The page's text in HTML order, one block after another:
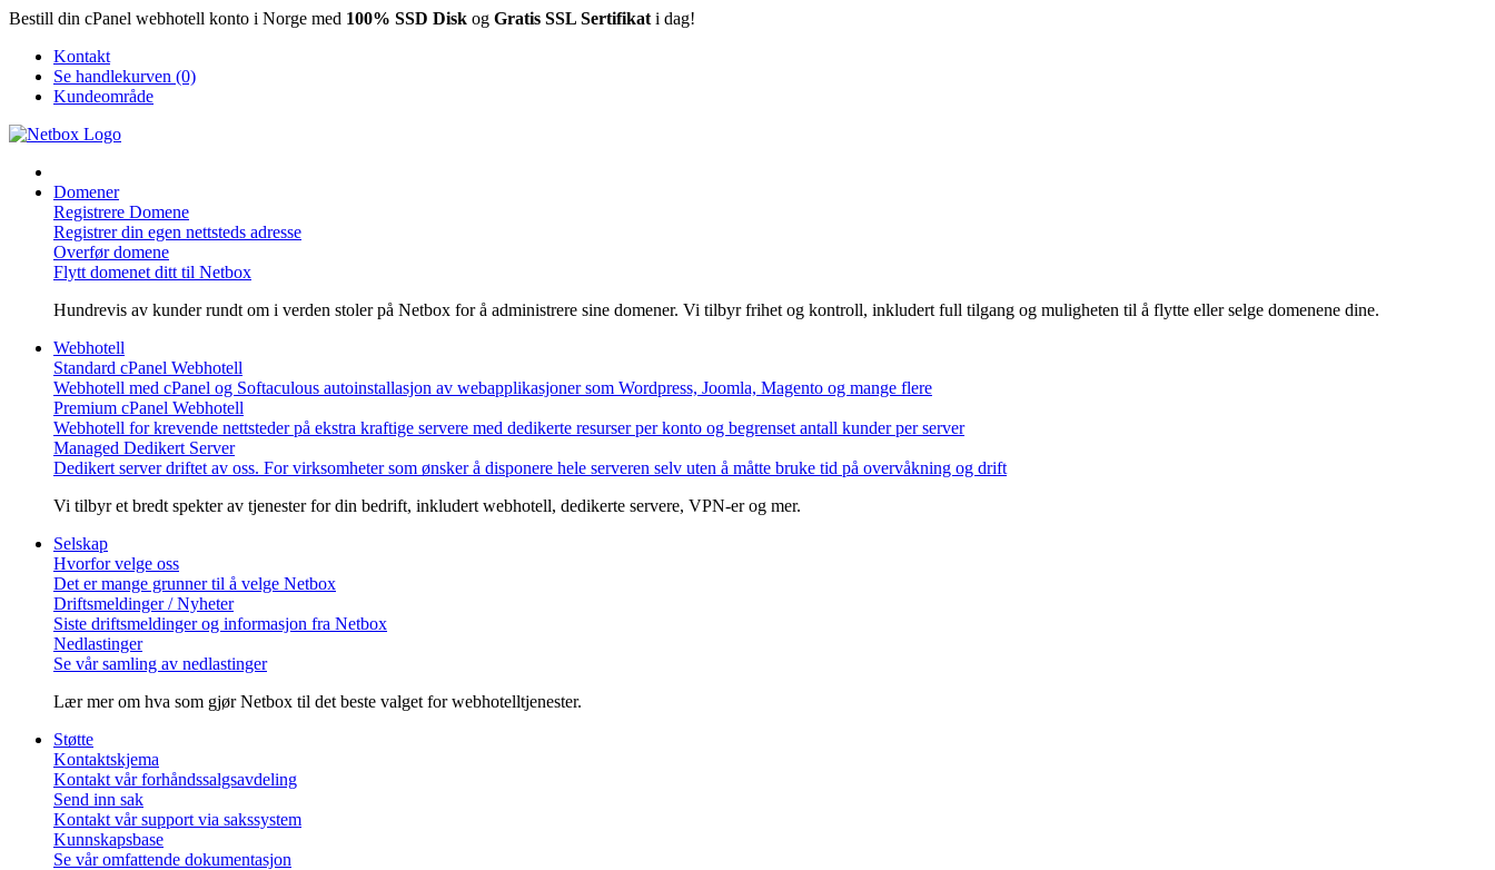
Bestill din cPanel webhotell konto i Norge med 100% SSD Disk og Gratis SSL Sertifikat i dag!
Kontakt
Se handlekurven (0)
Kundeområde
Domener
Registrere Domene
Registrer din egen nettsteds adresse
Overfør domene
Flytt domenet ditt til Netbox
Hundrevis av kunder rundt om i verden stoler på Netbox for å administrere sine domener. Vi tilbyr frihet og kontroll, inkludert full tilgang og muligheten til å flytte eller selge domenene dine.
Webhotell
Standard cPanel Webhotell
Webhotell med cPanel og Softaculous autoinstallasjon av webapplikasjoner som Wordpress, Joomla, Magento og mange flere
Premium cPanel Webhotell
Webhotell for krevende nettsteder på ekstra kraftige servere med dedikerte resurser per konto og begrenset antall kunder per server
Managed Dedikert Server
Dedikert server driftet av oss. For virksomheter som ønsker å disponere hele serveren selv uten å måtte bruke tid på overvåkning og drift
Vi tilbyr et bredt spekter av tjenester for din bedrift, inkludert webhotell, dedikerte servere, VPN-er og mer.
Selskap
Hvorfor velge oss
Det er mange grunner til å velge Netbox
Driftsmeldinger / Nyheter
Siste driftsmeldinger og informasjon fra Netbox
Nedlastinger
Se vår samling av nedlastinger
Lær mer om hva som gjør Netbox til det beste valget for webhotelltjenester.
Støtte
Kontaktskjema
Kontakt vår forhåndssalgsavdeling
Send inn sak
Kontakt vår support via sakssystem
Kunnskapsbase
Se vår omfattende dokumentasjon